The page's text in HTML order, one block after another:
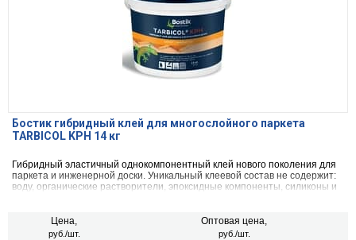
Бостик гибридный клей для многослойного паркета
TARBICOL KPH 14 кг
Гибридный эластичный однокомпонентный клей нового поколения для
паркета и инженерной доски. Уникальный клеевой состав не содержит:
воду, органические растворители, эпоксидные компоненты, силиконы и
щитового паркета толщиной до 22 мм, мозаичного паркета толщиной до
8 мм, укладки паркета на ребро, для приклеивания фанеры, ДСП, OSB,
Цена,
руб./шт.
Оптовая цена,
руб./шт.